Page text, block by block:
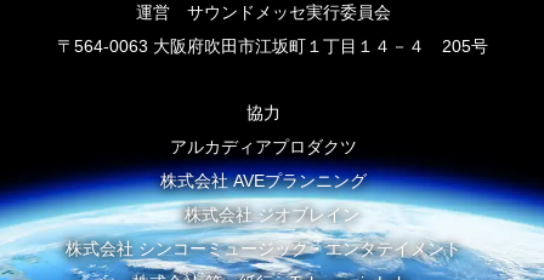
運営 サウンドメッセ実行委員会
〒564-0063 大阪府吹田市江坂町１丁目１４－４ 205号
協力
アルカディアプロダクツ
株式会社 AVEプランニング
株式会社 ジオブレイン
株式会社 シンコーミュージック・エンタテイメント